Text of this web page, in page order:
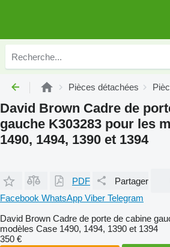
Pièces détachées
David Brown Cadre de
gauche K303283 pour les
1490, 1494, 1390 et 1394
PDF Partager
Facebook WhatsApp Viber Telegram
David Brown Cadre de porte de cabine
modèles Case 1490, 1494, 1390 et 1394
350 €